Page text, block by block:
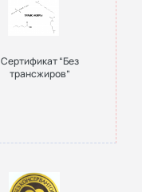
Сертификат “Без
трансжиров”